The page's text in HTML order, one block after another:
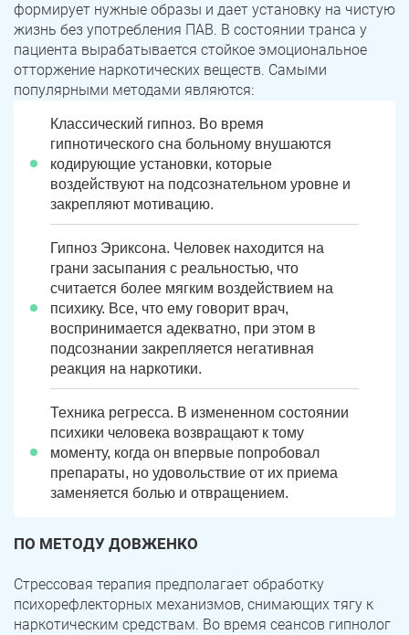
формирует нужные образы и дает установку на чистую
жизнь без употребления ПАВ. В состоянии транса у
пациента вырабатывается стойкое эмоциональное
отторжение наркотических веществ. Самыми
популярными методами являются:
Классический гипноз. Во время
гипнотического сна больному внушаются
кодирующие установки, которые
воздействуют на подсознательном уровне и
закрепляют мотивацию.
Гипноз Эриксона. Человек находится на
грани засыпания с реальностью, что
считается более мягким воздействием на
психику. Все, что ему говорит врач,
воспринимается адекватно, при этом в
подсознании закрепляется негативная
реакция на наркотики.
Техника регресса. В измененном состоянии
психики человека возвращают к тому
моменту, когда он впервые попробовал
препараты, но удовольствие от их приема
заменяется болью и отвращением.
ПО МЕТОДУ ДОВЖЕНКО
Стрессовая терапия предполагает обработку
психорефлекторных механизмов, снимающих тягу к
наркотическим средствам. Во время сеансов гипнолог